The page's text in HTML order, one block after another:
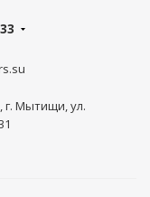
г. Мытищи, ул.